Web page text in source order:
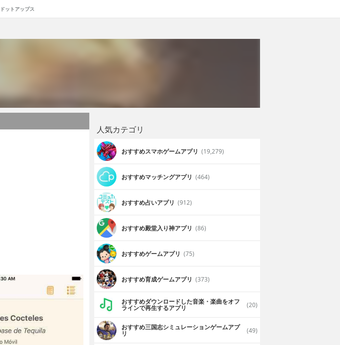
ドットアップス
人気カテゴリ
おすすめスマホゲームアプリ (19,279)
おすすめマッチングアプリ (464)
おすすめ占いアプリ (912)
おすすめ殿堂入り神アプリ (86)
おすすめゲームアプリ (75)
おすすめ育成ゲームアプリ (373)
おすすめダウンロードした音楽・楽曲をオフ
ラインで再生するアプリ (20)
おすすめ三国志シミュレーションゲームアプ
リ (49)